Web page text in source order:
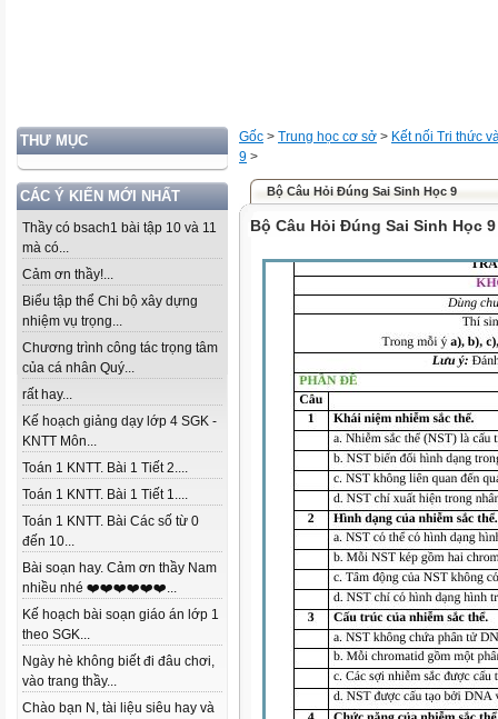
THƯ MỤC
CÁC Ý KIẾN MỚI NHẤT
Thầy có bsach1 bài tập 10 và 11
mà có...
Cảm ơn thầy!...
Biểu tập thể Chi bộ xây dựng
nhiệm vụ trọng...
Chương trình công tác trọng tâm
của cá nhân Quý...
rất hay...
Kế hoạch giảng dạy lớp 4 SGK -
KNTT Môn...
Toán 1 KNTT. Bài 1 Tiết 2....
Toán 1 KNTT. Bài 1 Tiết 1....
Toán 1 KNTT. Bài Các số từ 0
đến 10...
Bài soạn hay. Cảm ơn thầy Nam
nhiều nhé ❤️❤️❤️❤️❤️❤️...
Kế hoạch bài soạn giáo án lớp 1
theo SGK...
Ngày hè không biết đi đâu chơi,
vào trang thầy...
Chào bạn N, tài liệu siêu hay và
Gốc > Trung học cơ sở > Kết nối Tri thức
9 >
Bộ Câu Hỏi Đúng Sai Sinh Học 9
Bộ Câu Hỏi Đúng Sai Sinh Học 9